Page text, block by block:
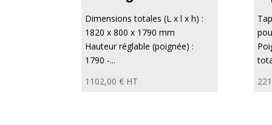
Dimensions totales (L x l x h) :
1820 x 800 x 1790 mm
Hauteur réglable (poignée) :
1790 -...
1102,00€ HT